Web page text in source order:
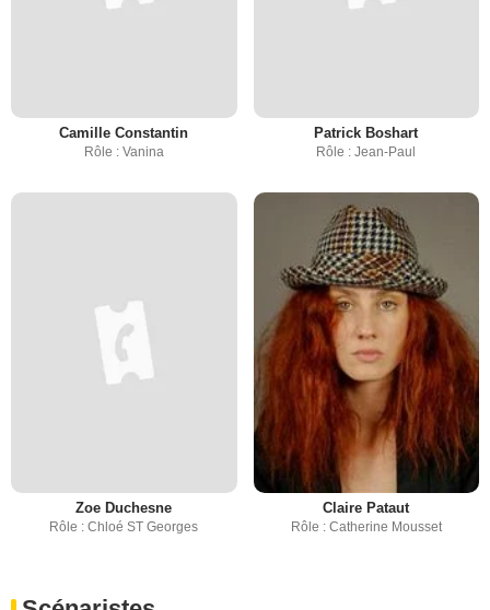
Camille Constantin
Rôle : Vanina
Patrick Boshart
Rôle : Jean-Paul
Zoe Duchesne
Rôle : Chloé ST Georges
Claire Pataut
Rôle : Catherine Mousset